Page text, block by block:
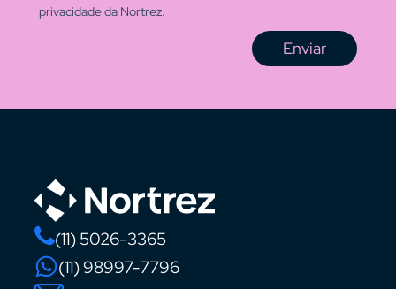
privacidade da Nortrez.
Enviar
(11) 5026-3365
(11) 98997-7796